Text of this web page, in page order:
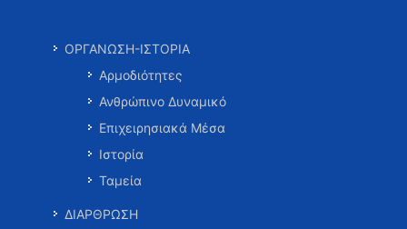
ΟΡΓΑΝΩΣΗ-ΙΣΤΟΡΙΑ
Αρμοδιότητες
Ανθρώπινο Δυναμικό
Επιχειρησιακά Μέσα
Ιστορία
Ταμεία
ΔΙΑΡΘΡΩΣΗ